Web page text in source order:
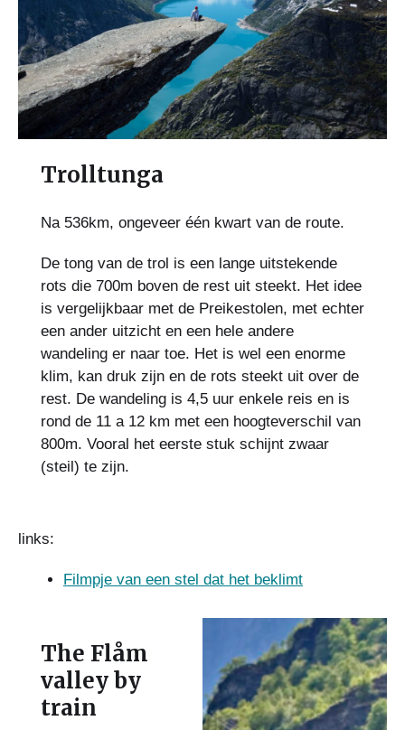
Trolltunga
Na 536km, ongeveer één kwart van de route.
De tong van de trol is een lange uitstekende
rots die 700m boven de rest uit steekt. Het idee
is vergelijkbaar met de Preikestolen, met echter
een ander uitzicht en een hele andere
wandeling er naar toe. Het is wel een enorme
klim, kan druk zijn en de rots steekt uit over de
rest. De wandeling is 4,5 uur enkele reis en is
rond de 11 a 12 km met een hoogteverschil van
800m. Vooral het eerste stuk schijnt zwaar
(steil) te zijn.
links:
Filmpje van een stel dat het beklimt
The Flåm
valley by
train